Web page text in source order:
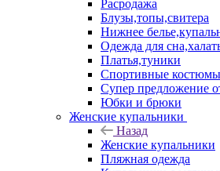
Расродажа
Блузы,топы,свитера
Нижнее
Одежда для
Платья,туники
Спортивные
Супер предложение
Юбки и брюки
Женские купальники
Назад
Женские купальники
Пляжная одежда